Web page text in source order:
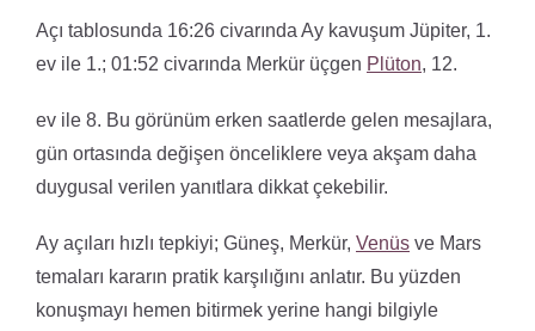
Açı tablosunda 16:26 civarında Ay kavuşum Jüpiter, 1.
ev ile 1.; 01:52 civarında Merkür üçgen Plüton, 12.
ev ile 8. Bu görünüm erken saatlerde gelen mesajlara,
gün ortasında değişen önceliklere veya akşam daha
duygusal verilen yanıtlara dikkat çekebilir.
Ay açıları hızlı tepkiyi; Güneş, Merkür, Venüs ve Mars
temaları kararın pratik karşılığını anlatır. Bu yüzden
konuşmayı hemen bitirmek yerine hangi bilgiyle